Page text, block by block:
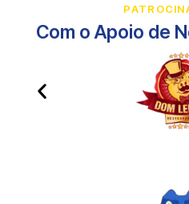
Com o Apoio de